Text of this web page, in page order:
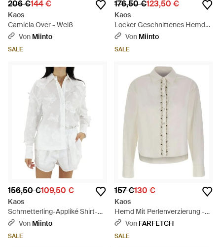
206 €144 €
Kaos
Camicia Over - Weiß
Von Miinto
SALE
176,50 €123,50 €
Kaos
Locker Geschnittenes Hemd
Mit Paillettenstickerei - Blau
Von Miinto
SALE
156,50 €109,50 €
Kaos
Schmetterling-Appliké Shirt-
Bluse - Weiß
Von Miinto
SALE
157 €130 €
Kaos
Hemd Mit Perlenverzierung -
WeißVon FARFETCH
SALE